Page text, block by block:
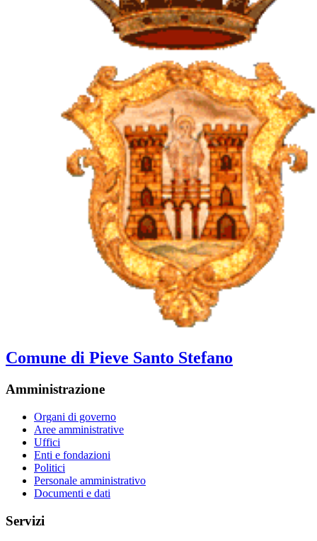
Comune di Pieve Santo Stefano
Amministrazione
Organi di governo
Aree amministrative
Uffici
Enti e fondazioni
Politici
Personale amministrativo
Documenti e dati
Servizi